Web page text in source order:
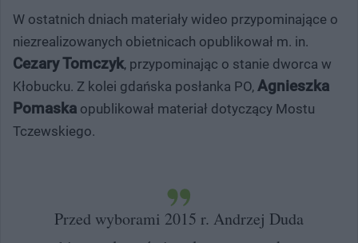
W ostatnich dniach materiały wideo przypominające o
niezrealizowanych obietnicach opublikował m. in.
Cezary Tomczyk, przypominając o stanie dworca w
Kłobucku. Z kolei gdańska posłanka PO, Agnieszka
Pomaska opublikował materiał dotyczący Mostu
Tczewskiego.
Przed wyborami 2015 r. Andrzej Duda